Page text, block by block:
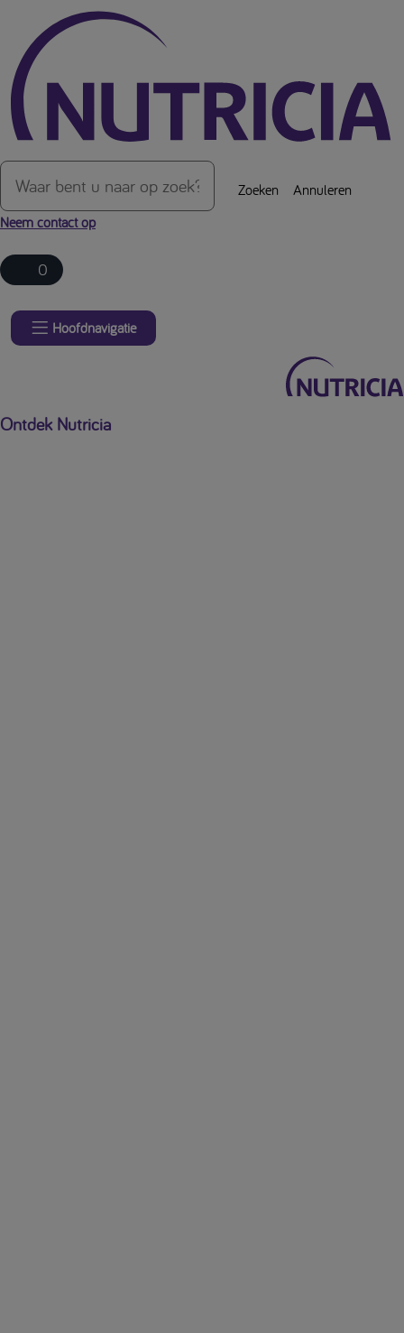
Over de inhoud van de pagina
Zoeken
Annuleren
Neem contact op
0
Hoofdnavigatie
Ontdek Nutricia